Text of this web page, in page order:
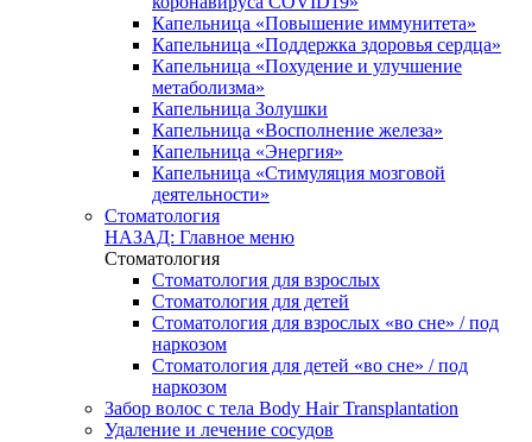
Капельница «Повышение иммунитета»
Капельница «Поддержка здоровья сердца»
Капельница «Похудение и улучшение
метаболизма»
Капельница Золушки
Капельница «Восполнение железа»
Капельница «Энергия»
Капельница «Стимуляция мозговой
деятельности»
Стоматология
НАЗАД: Главное меню
Стоматология
Стоматология для взрослых
Стоматология для детей
Стоматология для взрослых «во сне» / под
наркозом
Стоматология для детей «во сне» / под
наркозом
Забор волос с тела Body Hair Transplantation
Удаление и лечение сосудов